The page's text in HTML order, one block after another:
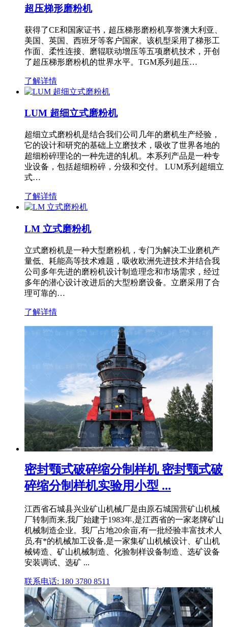
超压梯形磨粉机
获得了CE和国家证书，超压梯形磨粉机享誉澳大利亚、
美国、英国、西班牙等客户国家。该机型采用了梯形工
作面、柔性连接、磨辊联动增压等五项磨机技术，开创
了超压梯形磨粉机的世界水平。TGM系列超压…
了解详情
LUM 超细立式磨粉机
超细立式磨粉机是结合我们公司几年的磨机生产经验，
它的设计和研究的基础上立磨技术，吸收了世界各地的
超细粉碎理论的一种先进的轧机。本系列产品是一种专
业设备，包括超细粉碎，分级和交付。 LUM系列超细立
式…
了解详情
LM 立式磨粉机
立式磨粉机是一种大型磨粉机，专门为解决工业磨机产
量低、耗能高等技术难题，吸收欧洲先进技术并结合我
公司多年先进的磨粉机设计制造理念和市场需求，经过
多年的潜心设计改进后的大型粉磨设备。立磨采用了合
理可靠的…
了解详情
密封颚式破碎缩分制样机 密封颚式破
碎缩分制样机实验用小型 ...
江西省石城县兴业矿山机械厂是由原石城国营矿山机械
厂转制而来,我厂始建于1983年,是江西省的一家老牌矿山
机械制造企业。我厂占地20余亩,有一批经验丰富技术人
员,有*的机械加工设备,是一家集矿山机械设计、矿山机
械铸造、矿山机械制造、化验制样设备制造、选矿设备
安装调试、选矿 ...
联系电话: 180 3780 8511